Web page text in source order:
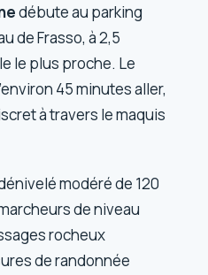
débute au parking
de Frasso, à 2,5
le plus proche. Le
45 minutes aller,
à travers le maquis
modéré de 120
de niveau
rocheux
de randonnée